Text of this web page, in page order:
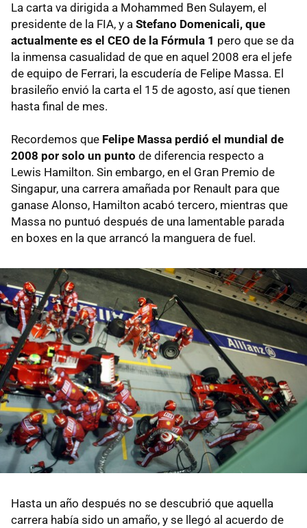
La carta va dirigida a Mohammed Ben Sulayem, el
presidente de la FIA, y a Stefano Domenicali, que
actualmente es el CEO de la Fórmula 1 pero que se da
la inmensa casualidad de que en aquel 2008 era el jefe
de equipo de Ferrari, la escudería de Felipe Massa. El
brasileño envió la carta el 15 de agosto, así que tienen
hasta final de mes.
Recordemos que Felipe Massa perdió el mundial de
2008 por solo un punto de diferencia respecto a
Lewis Hamilton. Sin embargo, en el Gran Premio de
Singapur, una carrera amañada por Renault para que
ganase Alonso, Hamilton acabó tercero, mientras que
Massa no puntuó después de una lamentable parada
en boxes en la que arrancó la manguera de fuel.
Hasta un año después no se descubrió que aquella
carrera había sido un amaño, y se llegó al acuerdo de